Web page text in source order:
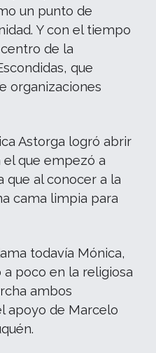
un punto de
Y con el tiempo
de la
que
organizaciones
Astorga logró abrir
que empezó a
que al conocer a la
cama limpia para
todavía Mónica,
poco en la religiosa
ambos
apoyo de Marcelo